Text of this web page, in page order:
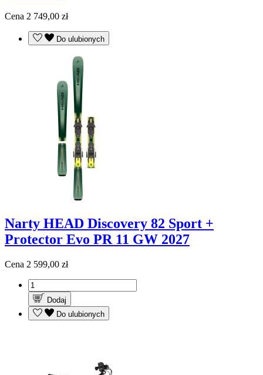
Cena 2 749,00 zł
Do ulubionych
Narty HEAD Discovery 82 Sport +
Protector Evo PR 11 GW 2027
Cena 2 599,00 zł
Dodaj
Do ulubionych